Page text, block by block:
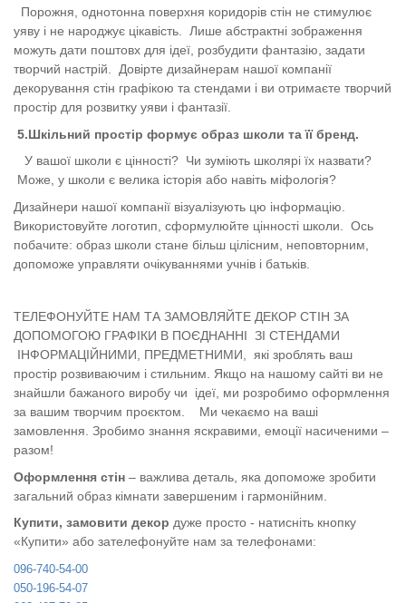
Порожня, однотонна поверхня коридорів стін не стимулює
уяву і не народжує цікавість. Лише абстрактні зображення
можуть дати поштовх для ідеї, розбудити фантазію, задати
творчий настрій. Довірте дизайнерам нашої компанії
декорування стін графікою та стендами і ви отримаєте творчий
простір для розвитку уяви і фантазії.
5.Шкільний простір формує образ школи та її бренд.
У вашої школи є цінності? Чи зуміють школярі їх назвати?
Може, у школи є велика історія або навіть міфологія?
Дизайнери нашої компанії візуалізують цю інформацію.
Використовуйте логотип, сформулюйте цінності школи. Ось
побачите: образ школи стане більш цілісним, неповторним,
допоможе управляти очікуваннями учнів і батьків.
ТЕЛЕФОНУЙТЕ НАМ ТА ЗАМОВЛЯЙТЕ ДЕКОР СТІН ЗА
ДОПОМОГОЮ ГРАФІКИ В ПОЄДНАННІ ЗІ СТЕНДАМИ
ІНФОРМАЦІЙНИМИ, ПРЕДМЕТНИМИ, які зроблять ваш
простір розвиваючим і стильним. Якщо на нашому сайті ви не
знайшли бажаного виробу чи ідеї, ми розробимо оформлення
за вашим творчим проєктом. Ми чекаємо на ваші
замовлення. Зробимо знання яскравими, емоції насиченими –
разом!
Оформлення стін – важлива деталь, яка допоможе зробити
загальний образ кімнати завершеним і гармонійним.
Купити, замовити декор дуже просто - натисніть кнопку
«Купити» або зателефонуйте нам за телефонами:
096-740-54-00
050-196-54-07